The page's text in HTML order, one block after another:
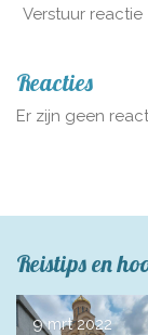
Verstuur reactie
Reacties
Er zijn geen
Reistips en
9 mrt 2022